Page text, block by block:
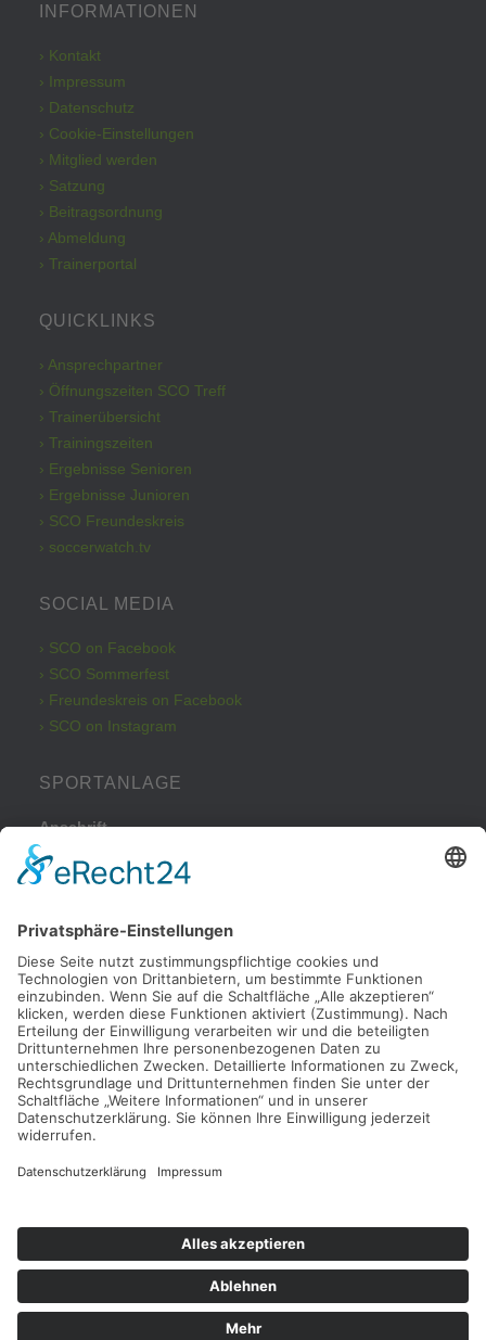
INFORMATIONEN
› Kontakt
› Impressum
› Datenschutz
› Cookie-Einstellungen
› Mitglied werden
› Satzung
› Beitragsordnung
› Abmeldung
› Trainerportal
QUICKLINKS
› Ansprechpartner
› Öffnungszeiten SCO Treff
› Trainerübersicht
› Trainingszeiten
› Ergebnisse Senioren
› Ergebnisse Junioren
› SCO Freundeskreis
› soccerwatch.tv
SOCIAL MEDIA
› SCO on Facebook
› SCO Sommerfest
› Freundeskreis on Facebook
› SCO on Instagram
SPORTANLAGE
Anschrift
Kleinbeckstraße 43
45549 Sprockhövel
Telefon
Tel.: 02324 / 79082
Parkplatz
Nachdem Sie von der Haßlinghauser Straße in die
Kleinbeckstraße eingebogen sind, fahren Sie bitte nach ca. 50
Metern rechts auf unseren Parkplatz.
Anfahrt
Google Maps
2026 © SC Obersprockhövel e.V.powered bysprockynet.